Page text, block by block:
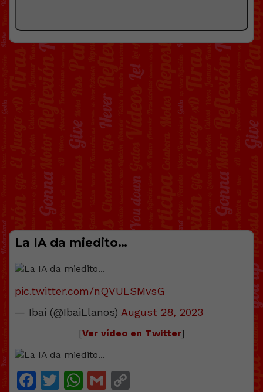
La IA da miedito…
pic.twitter.com/nQVULSMvsG
— Ibai (@IbaiLlanos) August 28, 2023
[Ver vídeo en Twitter]
Facebook
Twitter
WhatsApp
Gmail